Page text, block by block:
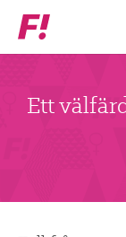
Feministiskt
initiativ
Ett